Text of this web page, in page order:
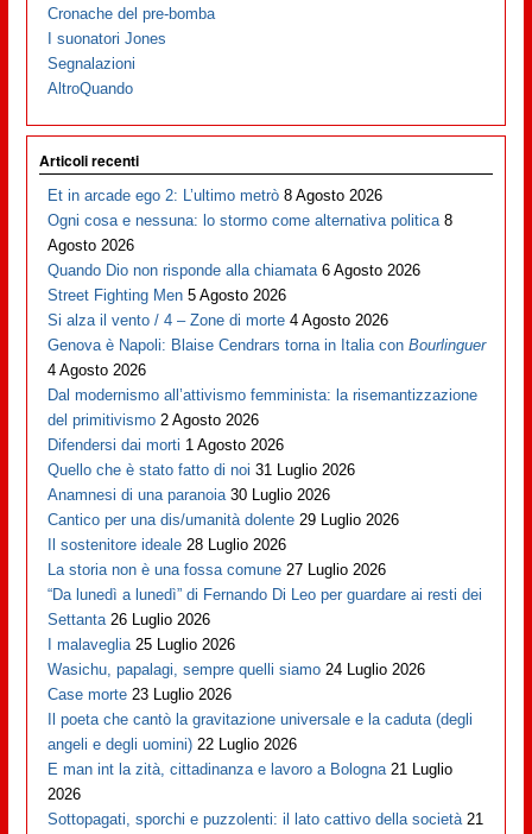
Cronache del pre-bomba
I suonatori Jones
Segnalazioni
AltroQuando
Articoli recenti
Et in arcade ego 2: L’ultimo metrò 8 Agosto 2026
Ogni cosa e nessuna: lo stormo come alternativa politica 8
Agosto 2026
Quando Dio non risponde alla chiamata 6 Agosto 2026
Street Fighting Men 5 Agosto 2026
Si alza il vento / 4 – Zone di morte 4 Agosto 2026
Genova è Napoli: Blaise Cendrars torna in Italia conBourlinguer
4 Agosto 2026
Dal modernismo all’attivismo femminista: la risemantizzazione
del primitivismo 2 Agosto 2026
Difendersi dai morti 1 Agosto 2026
Quello che è stato fatto di noi 31 Luglio 2026
Anamnesi di una paranoia 30 Luglio 2026
Cantico per una dis/umanità dolente 29 Luglio 2026
Il sostenitore ideale 28 Luglio 2026
La storia non è una fossa comune 27 Luglio 2026
“Da lunedì a lunedì” di Fernando Di Leo per guardare ai resti dei
Settanta 26 Luglio 2026
I malaveglia 25 Luglio 2026
Wasichu, papalagi, sempre quelli siamo 24 Luglio 2026
Case morte 23 Luglio 2026
Il poeta che cantò la gravitazione universale e la caduta (degli
angeli e degli uomini) 22 Luglio 2026
E man int la zità, cittadinanza e lavoro a Bologna 21 Luglio
2026
Sottopagati, sporchi e puzzolenti: il lato cattivo della società 21